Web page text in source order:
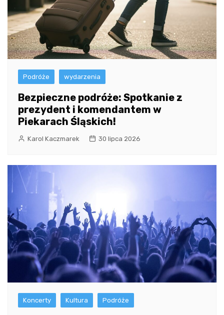
Podróże wydarzenia
Bezpieczne podróże: Spotkanie z
prezydent i komendantem w
Piekarach Śląskich!
Karol Kaczmarek 30 lipca 2026
Koncerty Kultura Podróże